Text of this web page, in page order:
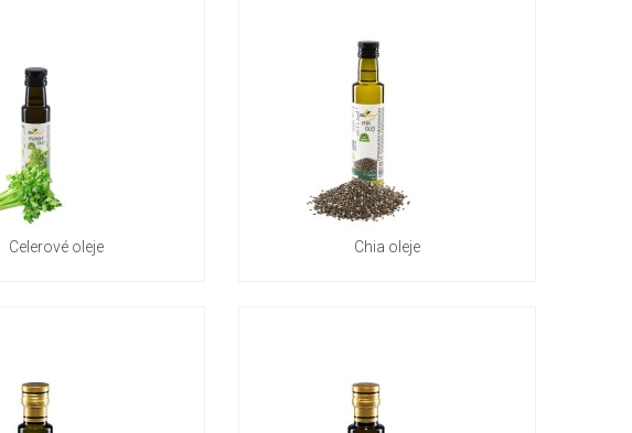
Celerové oleje Chia oleje